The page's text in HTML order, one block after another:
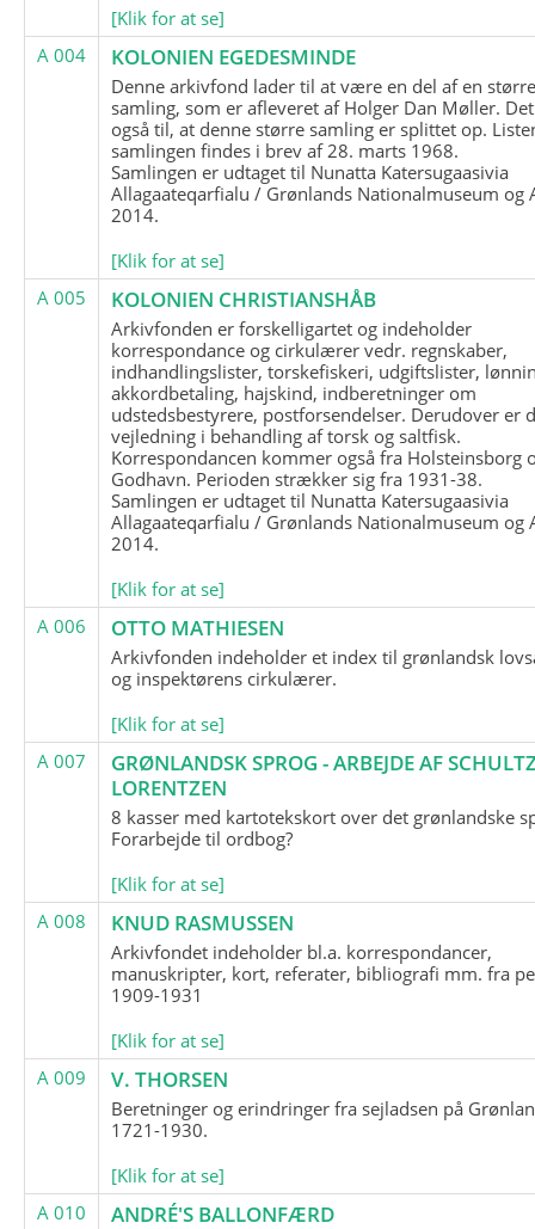
[Klik for at se]
A 004
KOLONIEN EGEDESMINDE
Denne arkivfond lader til at være en del af en
samling, som er afleveret af Holger Dan Møller.
også til, at denne større samling er splittet op.
samlingen findes i brev af 28. marts 1968.
Samlingen er udtaget til Nunatta Katersugaasivia
Allagaateqarfialu / Grønlands Nationalmuseum og
2014.
[Klik for at se]
A 005
KOLONIEN CHRISTIANSHÅB
Arkivfonden er forskelligartet og indeholder
korrespondance og cirkulærer vedr. regnskaber,
indhandlingslister, torskefiskeri, udgiftslister,
akkordbetaling, hajskind, indberetninger om
udstedsbestyrere, postforsendelser. Derudover er
vejledning i behandling af torsk og saltfisk.
Korrespondancen kommer også fra Holsteinsborg
Godhavn. Perioden strækker sig fra 1931-38.
Samlingen er udtaget til Nunatta Katersugaasivia
Allagaateqarfialu / Grønlands Nationalmuseum og
2014.
[Klik for at se]
A 006
OTTO MATHIESEN
Arkivfonden indeholder et index til grønlandsk
og inspektørens cirkulærer.
[Klik for at se]
A 007
GRØNLANDSK SPROG - ARBEJDE AF
LORENTZEN
8 kasser med kartotekskort over det grønlandske
Forarbejde til ordbog?
[Klik for at se]
A 008
KNUD RASMUSSEN
Arkivfondet indeholder bl.a. korrespondancer,
manuskripter, kort, referater, bibliografi mm. fra
1909-1931
[Klik for at se]
A 009
V. THORSEN
Beretninger og erindringer fra sejladsen på
1721-1930.
[Klik for at se]
A 010
ANDRÉ'S BALLONFÆRD